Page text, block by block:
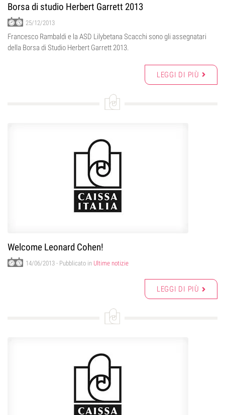
Borsa di studio Herbert Garrett 2013
25/12/2013
Francesco Rambaldi e la ASD Lilybetana Scacchi sono gli assegnatari
della Borsa di Studio Herbert Garrett 2013.
LEGGI DI PIÙ
Welcome Leonard Cohen!
14/06/2013 - Pubblicato in Ultime notizie
LEGGI DI PIÙ